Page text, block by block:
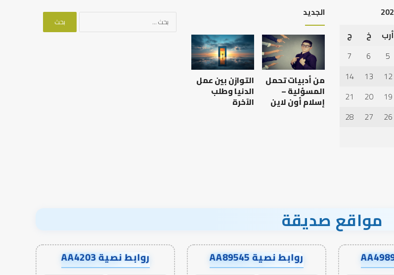
أرب خ
ج
5
6
7
12
13
14
19
20
21
26
27
28
الجديد
من أدبيات تحمل
المسؤلية –
إسلام أون لاين
التوازن بين عمل
الدنيا وطلب
الآخرة
البحث
مواقع صديقة
روابط نصية AA89545 روابط نصية AA4203